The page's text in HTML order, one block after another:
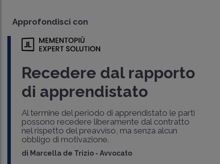
Approfondisci con
Recedere dal rapporto
di apprendistato
Al termine del periodo di apprendistato le parti
possono recedere liberamente dal contratto
nel rispetto del preavviso, ma senza alcun
obbligo di motivazione.
di Marcella de Trizio - Avvocato